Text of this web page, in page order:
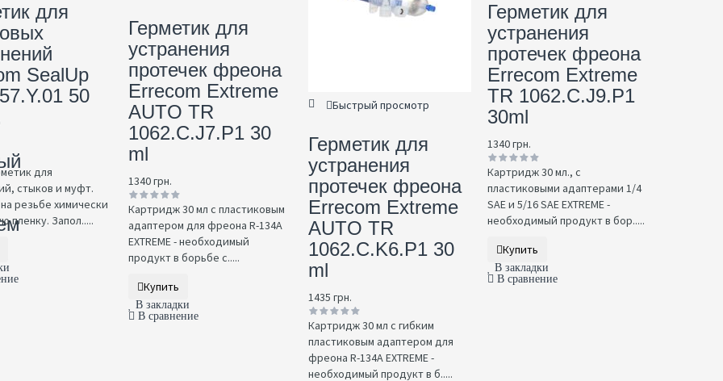
для
SealUp
50
для
стыков и муфт.
резьбе химически
пленку. Запол.....
Герметик для
устранения
протечек фреона
Errecom Extreme
AUTO TR
1062.C.J7.P1 30
ml
1340 грн.
Картридж 30 мл с пластиковым
адаптером для фреона R-134A
EXTREME - необходимый
продукт в борьбе с.....
Купить
В закладки
В сравнение
Быстрый просмотр
Герметик для
устранения
протечек фреона
Errecom Extreme
AUTO TR
1062.C.K6.P1 30
ml
1435 грн.
Картридж 30 мл с гибким
пластиковым адаптером для
фреона R-134A EXTREME -
необходимый продукт в б.....
Герметик для
устранения
протечек фреона
Errecom Extreme
TR 1062.C.J9.P1
30ml
1340 грн.
Картридж 30 мл., с
пластиковыми адаптерами 1/4
SAE и 5/16 SAE EXTREME -
необходимый продукт в бор.....
Купить
В закладки
В сравнение